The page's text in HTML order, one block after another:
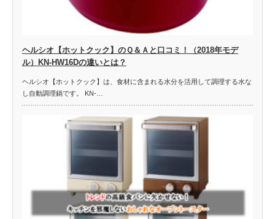
ヘルシオ【ホットクック】のＱ＆Ａと口コミ！（2018年モデ
ル）KN-HW16Dの違いとは？
ヘルシオ【ホットクック】は、食材に含まれる水分を活用して調理する水な
し自動調理鍋です。 KN-…